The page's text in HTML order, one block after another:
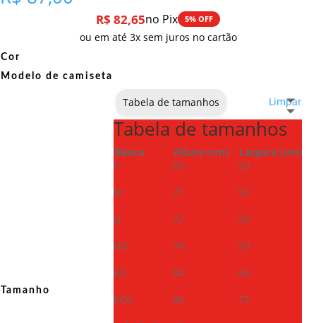
R$ 82,65no Pix 5% OFF
ou em até 3x sem juros no cartão
Cor
Modelo de camiseta
Tamanho
Limpar
Tabela de tamanhos
Tabela de tamanhos
Básica Altura (cm)
Largura (cm)
P
69
50
M
71
53
G
72
56
GG
74
59
EG
84
66
EGG
86
72